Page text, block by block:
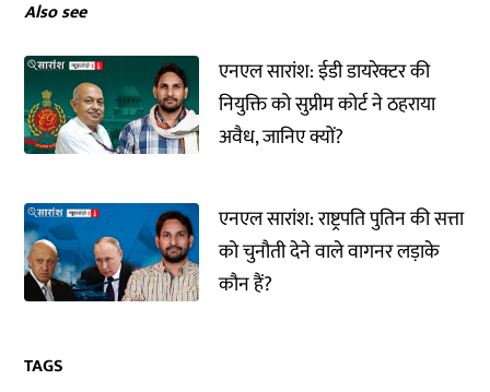
Also see
एनएल सारांश: ईडी डायरेक्टर की
नियुक्ति को सुप्रीम कोर्ट ने ठहराया
अवैध, जानिए क्यों?
एनएल सारांश: राष्ट्रपति पुतिन की सत्ता
को चुनौती देने वाले वागनर लड़ाके
कौन हैं?
TAGS